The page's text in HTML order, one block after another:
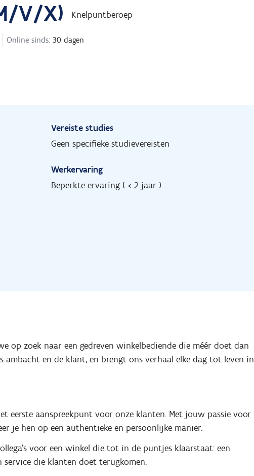
V/X) Knelpuntberoep
Online sinds: 30 dagen
Vereiste studies
Geen specifieke studievereisten
Werkervaring
Beperkte ervaring ( < 2 jaar )
op zoek naar een gedreven winkelbediende die méér doet dan
ambacht en de klant, en brengt ons verhaal elke dag tot leven in
eerste aanspreekpunt voor onze klanten. Met jouw passie voor
je hen op een authentieke en persoonlijke manier.
voor een winkel die tot in de puntjes klaarstaat: een
service die klanten doet terugkomen.